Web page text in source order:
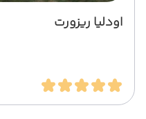
اودلیا ریزورت